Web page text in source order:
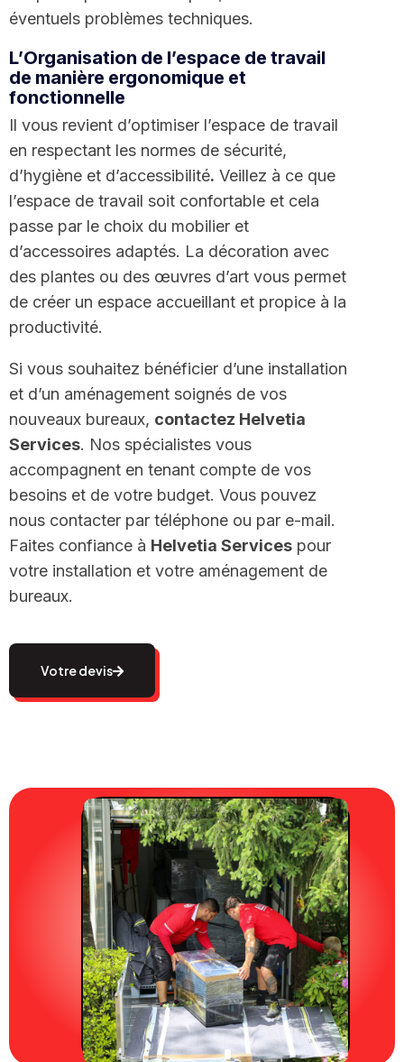
éventuels problèmes techniques.
L’Organisation de l’espace de travail
de manière ergonomique et
fonctionnelle
Il vous revient d’optimiser l’espace de travail
en respectant les normes de sécurité,
d’hygiène et d’accessibilité. Veillez à ce que
l’espace de travail soit confortable et cela
passe par le choix du mobilier et
d’accessoires adaptés. La décoration avec
des plantes ou des œuvres d’art vous permet
de créer un espace accueillant et propice à la
productivité.
Si vous souhaitez bénéficier d’une installation
et d’un aménagement soignés de vos
nouveaux bureaux, contactez Helvetia
Services. Nos spécialistes vous
accompagnent en tenant compte de vos
besoins et de votre budget. Vous pouvez
nous contacter par téléphone ou par e-mail.
Faites confiance à Helvetia Services pour
votre installation et votre aménagement de
bureaux.
Votre devis